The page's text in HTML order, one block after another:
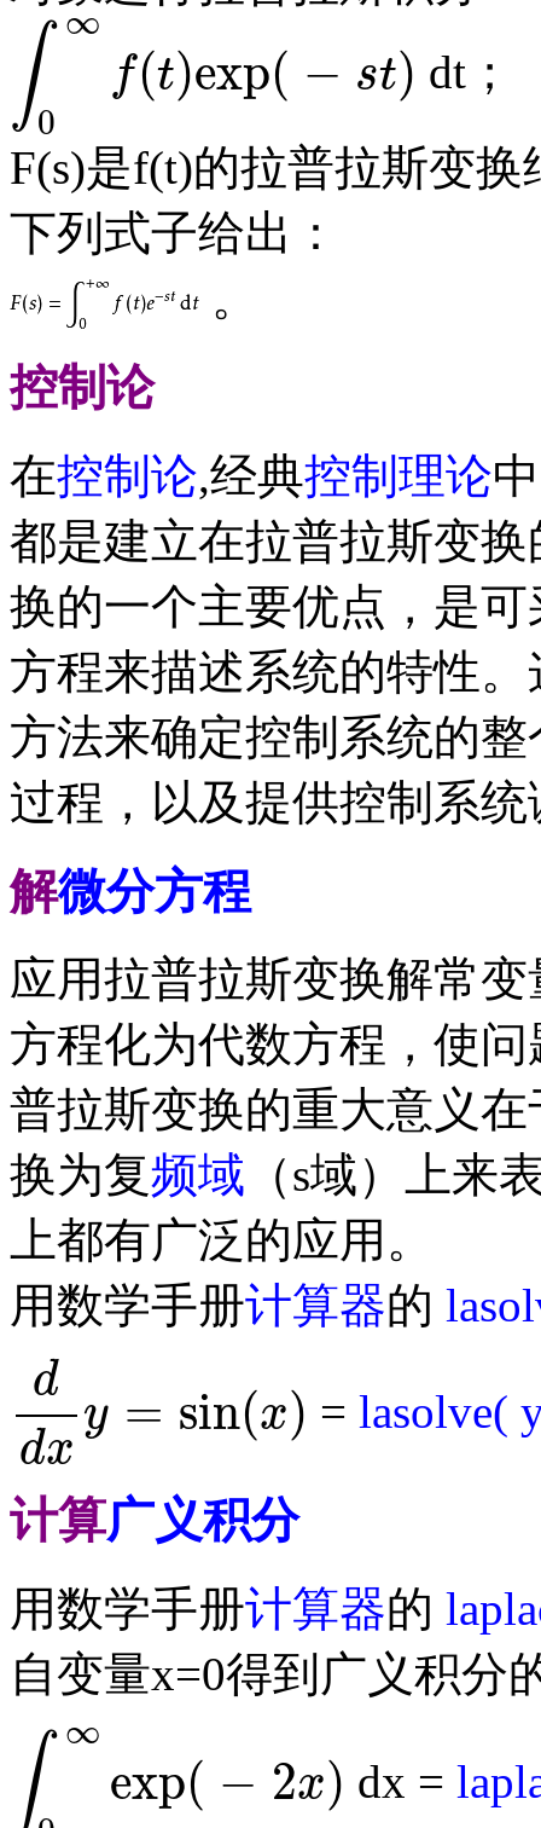
∫ ∞
0
f(t)exp( − st)
∞f
dt；
F(s)是f(t)的拉普拉斯变
下列式子给出：
。
控制论
在控制论,经典控制理论
都是建立在拉普拉斯变
换的一个主要优点，是可
方程来描述系统的特性
方法来确定控制系统的
过程，以及提供控制系
解微分方程
应用拉普拉斯变换解常
方程化为代数方程，使
普拉斯变换的重大意义
换为复频域 （s域）上来
上都有广泛的应用。
用数学手册计算器的
d
dx
y = sin(x)
ddxy=sin x) =lasolve(
计算广义积分
用数学手册计算器的
自变量x=0得到广义积分
∫ ∞
exp( − 2x)
∞exp dx =